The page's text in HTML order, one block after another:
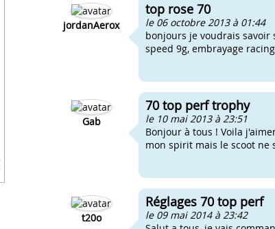
jordanAerox
top rose 70
le 06 octobre 2013 à 01:44
bonjours je voudrais savoir
speed 9g, embrayage
Gab
70 top perf trophy
le 10 mai 2013 à 23:51
Bonjour à tous ! Voila
mon spirit mais le scoot ne
t20o
Réglages 70 top perf
le 09 mai 2014 à 23:42